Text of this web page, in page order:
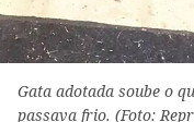
Gata adotada soube o
passava frio. (Foto: